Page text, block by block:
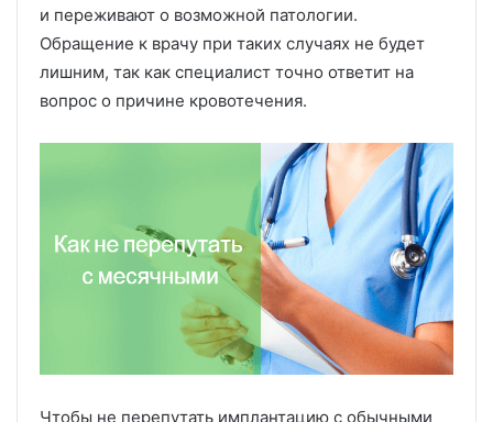
и переживают о возможной патологии.
Обращение к врачу при таких случаях не будет
лишним, так как специалист точно ответит на
вопрос о причине кровотечения.
Чтобы не перепутать имплантацию с обычными